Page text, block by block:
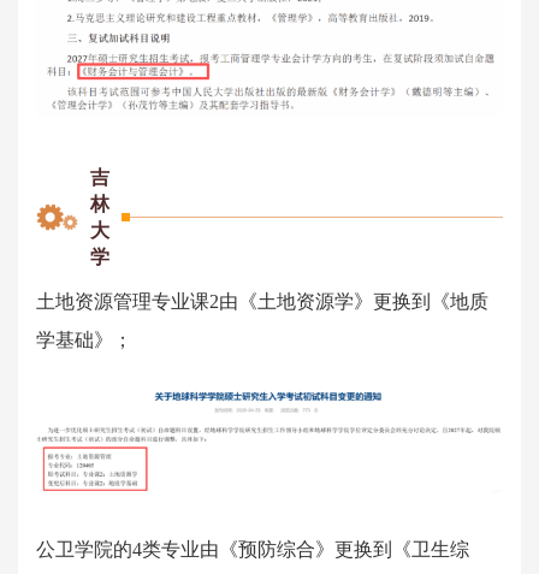
吉
林
大
学
土地资源管理专业课2由《土地资源学》更换到《地质
学基础》；
公卫学院的4类专业由《预防综合》更换到《卫生综